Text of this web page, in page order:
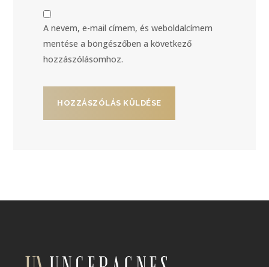
A nevem, e-mail címem, és weboldalcímem
mentése a böngészőben a következő
hozzászólásomhoz.